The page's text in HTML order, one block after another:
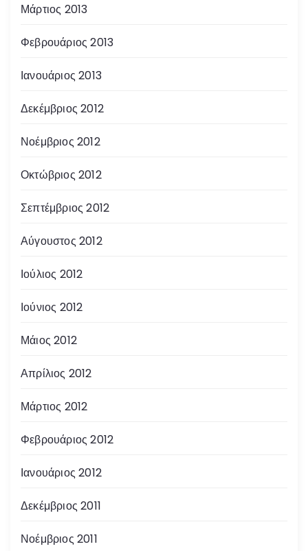
Μάρτιος 2013
Φεβρουάριος 2013
Ιανουάριος 2013
Δεκέμβριος 2012
Νοέμβριος 2012
Οκτώβριος 2012
Σεπτέμβριος 2012
Αύγουστος 2012
Ιούλιος 2012
Ιούνιος 2012
Μάιος 2012
Απρίλιος 2012
Μάρτιος 2012
Φεβρουάριος 2012
Ιανουάριος 2012
Δεκέμβριος 2011
Νοέμβριος 2011